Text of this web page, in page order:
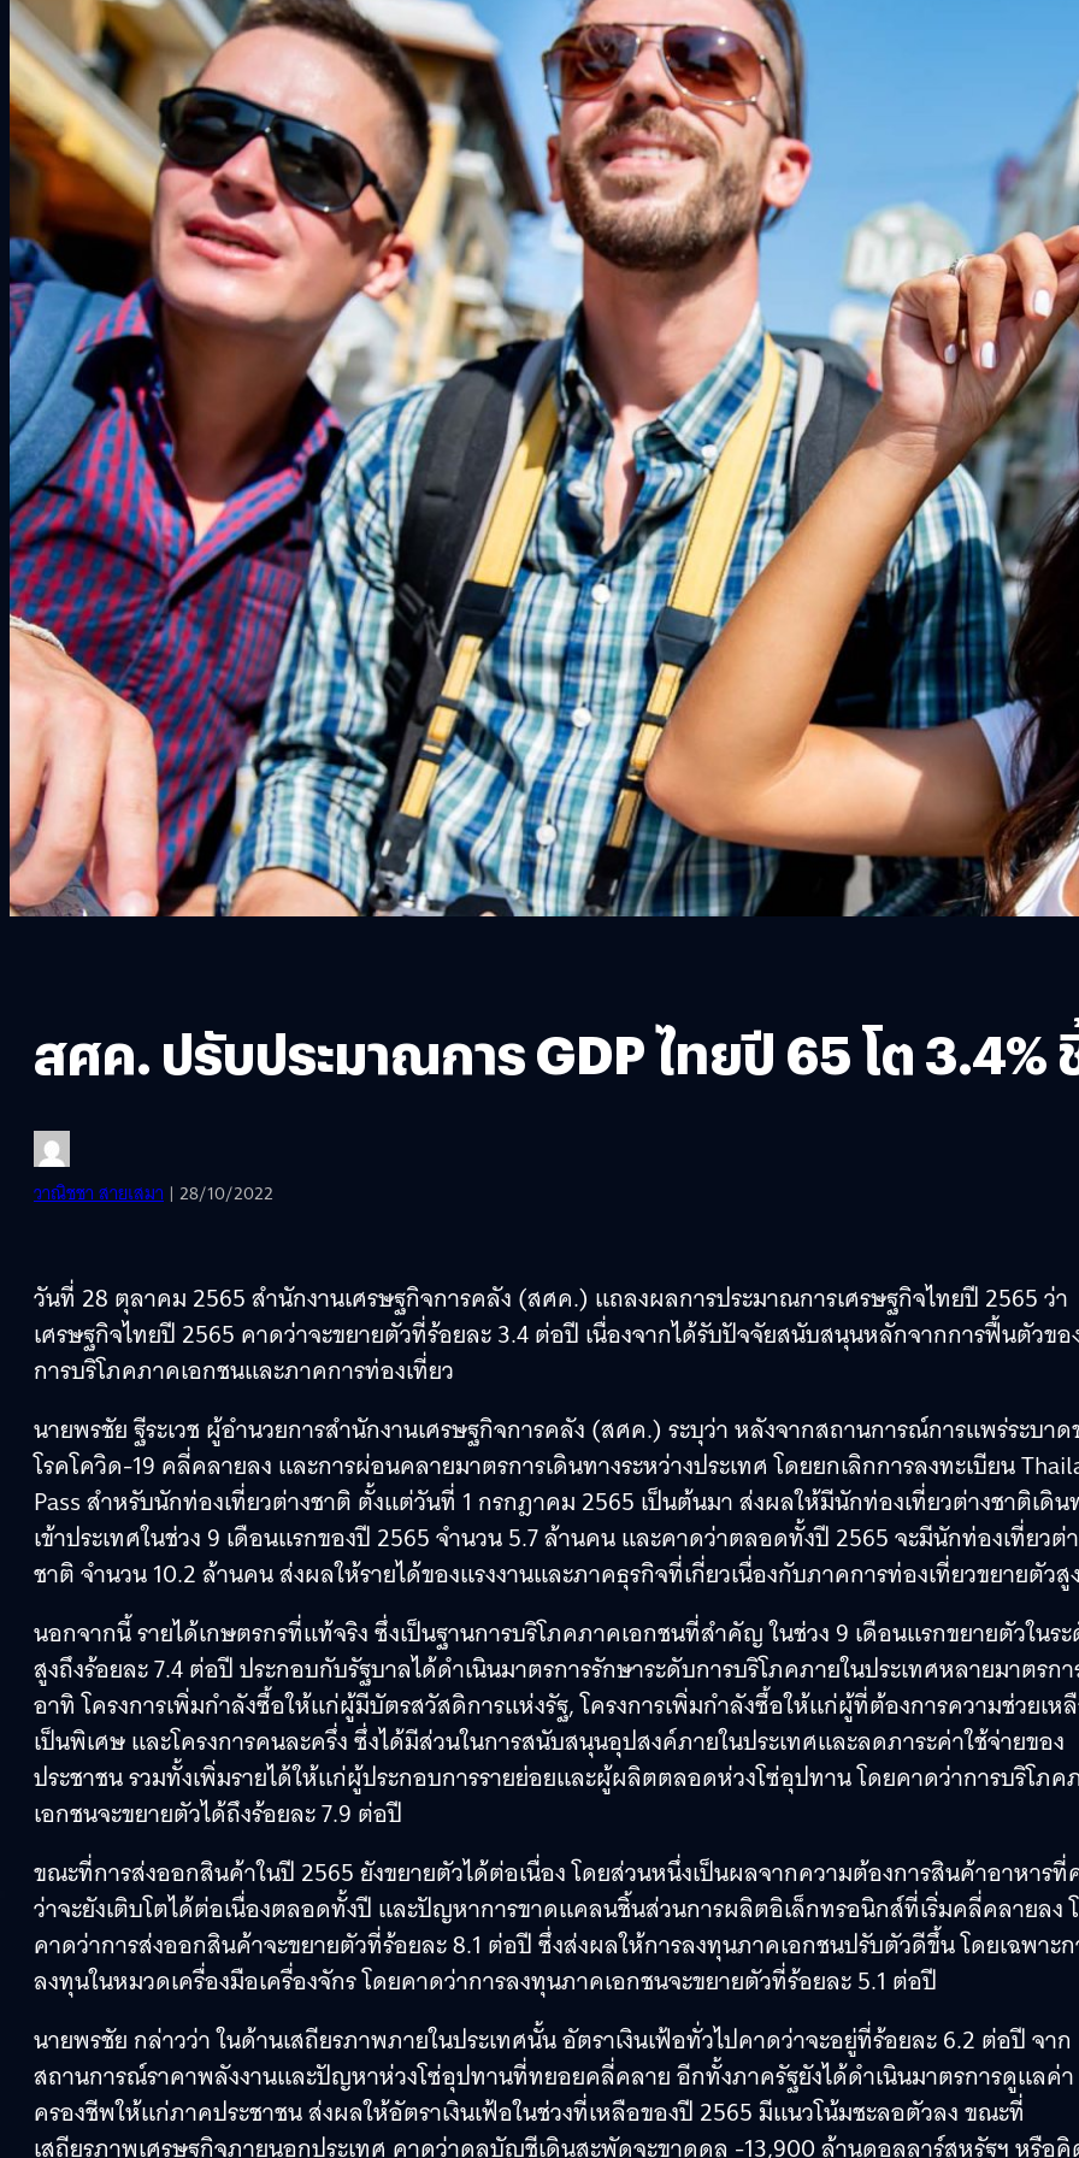
สศค. ปรับประมาณการ GDP ไทยปี 65 โต
วาณิชชา สายเสมา | 28/10/2022
วันที่ 28 ตุลาคม 2565 สำนักงานเศรษฐกิจการคลัง (สศค.) แถลงผลการประมาณการเศรษฐกิจไทยปี 2565 ว่า
เศรษฐกิจไทยปี 2565 คาดว่าจะขยายตัวที่ร้อยละ 3.4 ต่อปี เนื่องจากได้รับปัจจัยสนับสนุนหลักจากการฟื้นตัวขอ
การบริโภคภาคเอกชนและภาคการท่องเที่ยว
นายพรชัย ฐีระเวช ผู้อำนวยการสำนักงานเศรษฐกิจการคลัง (สศค.) ระบุว่า หลังจากสถานการณ์การแพร่ระบาด
โรคโควิด-19 คลี่คลายลง และการผ่อนคลายมาตรการเดินทางระหว่างประเทศ โดยยกเลิกการลงทะเบียน
Pass สำหรับนักท่องเที่ยวต่างชาติ ตั้งแต่วันที่ 1 กรกฎาคม 2565 เป็นต้นมา ส่งผลให้มีนักท่องเที่ยวต่างชาติเดิน
เข้าประเทศในช่วง 9 เดือนแรกของปี 2565 จำนวน 5.7 ล้านคน และคาดว่าตลอดทั้งปี 2565 จะมีนักท่องเที่ยวต่
ชาติ จำนวน 10.2 ล้านคน ส่งผลให้รายได้ของแรงงานและภาคธุรกิจที่เกี่ยวเนื่องกับภาคการท่องเที่ยวขยายตัวสู
นอกจากนี้ รายได้เกษตรกรที่แท้จริง ซึ่งเป็นฐานการบริโภคภาคเอกชนที่สำคัญ ในช่วง 9 เดือนแรกขยายตัวในร
สูงถึงร้อยละ 7.4 ต่อปี ประกอบกับรัฐบาลได้ดำเนินมาตรการรักษาระดับการบริโภคภายในประเทศหลายมาตรก
อาทิ โครงการเพิ่มกำลังซื้อให้แก่ผู้มีบัตรสวัสดิการแห่งรัฐ, โครงการเพิ่มกำลังซื้อให้แก่ผู้ที่ต้องการความช่วยเห
เป็นพิเศษ และโครงการคนละครึ่ง ซึ่งได้มีส่วนในการสนับสนุนอุปสงค์ภายในประเทศและลดภาระค่าใช้จ่ายของ
ประชาชน รวมทั้งเพิ่มรายได้ให้แก่ผู้ประกอบการรายย่อยและผู้ผลิตตลอดห่วงโซ่อุปทาน โดยคาดว่าการบริโภค
เอกชนจะขยายตัวได้ถึงร้อยละ 7.9 ต่อปี
ขณะที่การส่งออกสินค้าในปี 2565 ยังขยายตัวได้ต่อเนื่อง โดยส่วนหนึ่งเป็นผลจากความต้องการสินค้าอาหารที่
ว่าจะยังเติบโตได้ต่อเนื่องตลอดทั้งปี และปัญหาการขาดแคลนชิ้นส่วนการผลิตอิเล็กทรอนิกส์ที่เริ่มคลี่คลายลง
คาดว่าการส่งออกสินค้าจะขยายตัวที่ร้อยละ 8.1 ต่อปี ซึ่งส่งผลให้การลงทุนภาคเอกชนปรับตัวดีขึ้น โดยเฉพาะ
ลงทุนในหมวดเครื่องมือเครื่องจักร โดยคาดว่าการลงทุนภาคเอกชนจะขยายตัวที่ร้อยละ 5.1 ต่อปี
นายพรชัย กล่าวว่า ในด้านเสถียรภาพภายในประเทศนั้น อัตราเงินเฟ้อทั่วไปคาดว่าจะอยู่ที่ร้อยละ 6.2 ต่อปี จาก
สถานการณ์ราคาพลังงานและปัญหาห่วงโซ่อุปทานที่ทยอยคลี่คลาย อีกทั้งภาครัฐยังได้ดำเนินมาตรการดูแลค่า
ครองชีพให้แก่ภาคประชาชน ส่งผลให้อัตราเงินเฟ้อในช่วงที่เหลือของปี 2565 มีแนวโน้มชะลอตัวลง ขณะที่
เสถียรภาพเศรษฐกิจภายนอกประเทศ คาดว่าดุลบัญชีเดินสะพัดจะขาดดุล -13,900 ล้านดอลลาร์สหรัฐฯ หรือคิ